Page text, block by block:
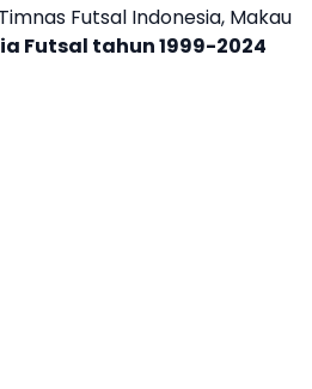
Futsal Indonesia, Makau
Futsal tahun 1999-2024